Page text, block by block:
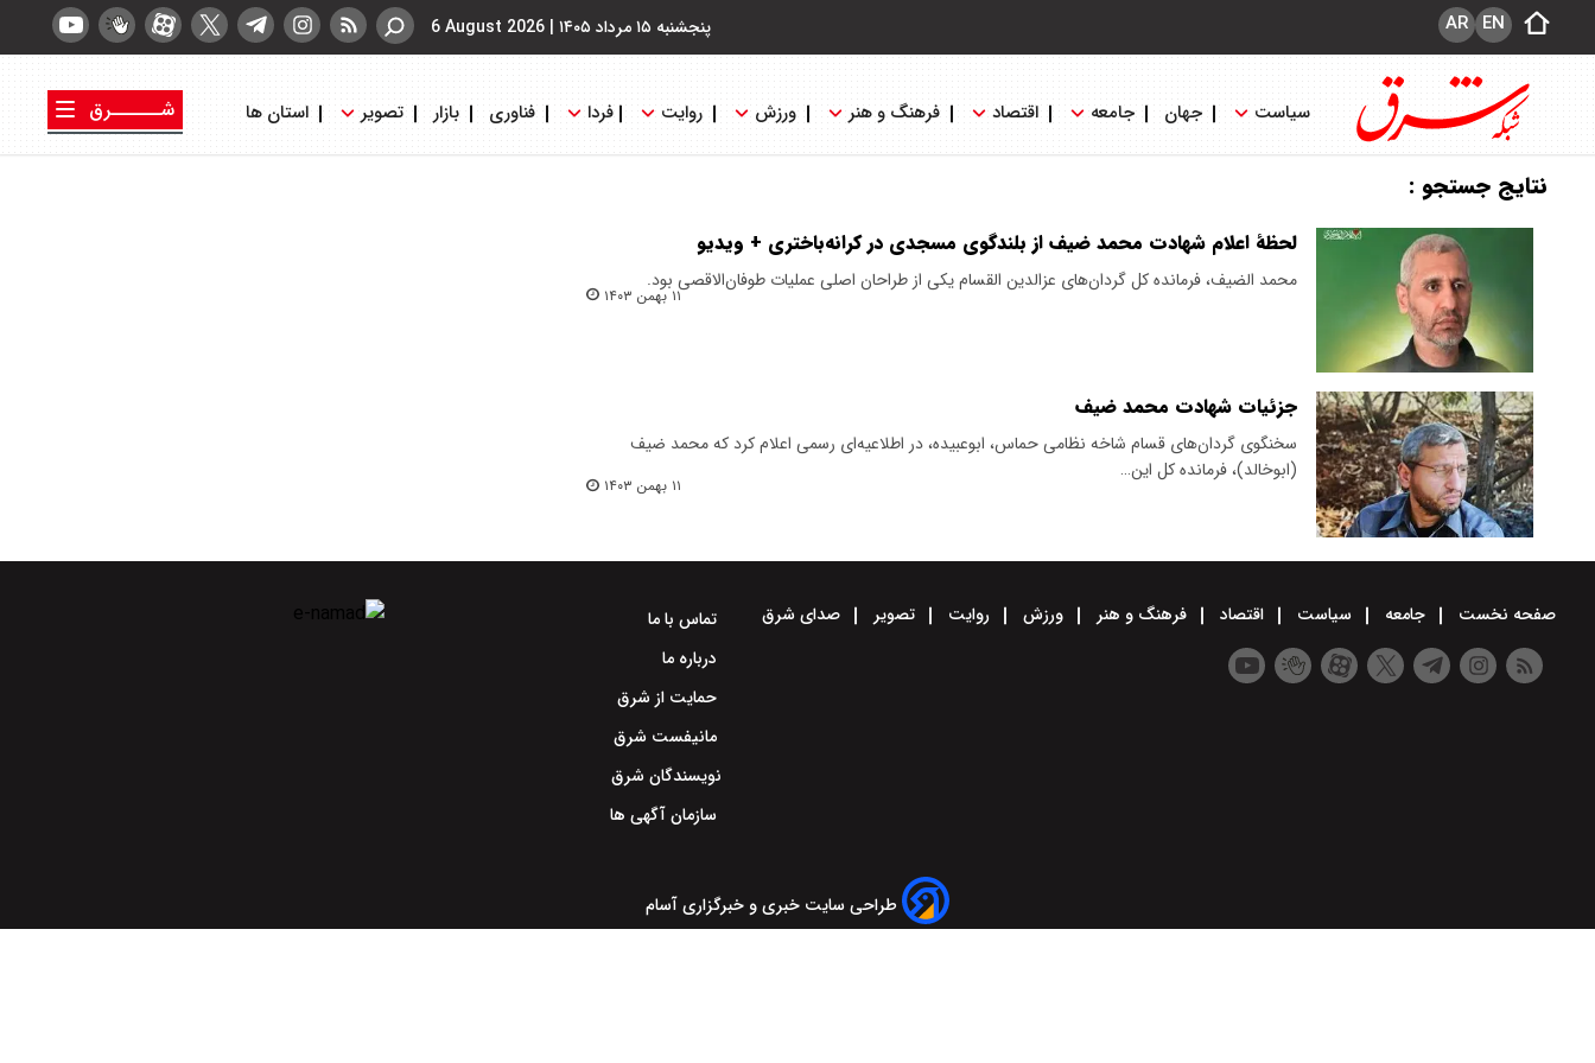
پنجشنبه ۱۵ مرداد ۱۴۰۵ |
6 August 2026 EN
AR
سیاست جهان جامعه اقتصاد فرهنگ و هنر ورزش روایت فردا فناوری بازار تصویر استان ها
شــــــرق
نتایج جستجو :
لحظهٔ اعلام شهادت محمد ضیف از بلندگوی مسجدی در کرانه‌باختری + ویدیو
محمد الضیف، فرمانده کل گردان‌های عزالدین القسام یکی از طراحان اصلی عملیات طوفان‌الاقصی بود.
۱۱ بهمن ۱۴۰۳
جزئیات شهادت محمد ضیف
سخنگوی گردان‌های قسام شاخه نظامی حماس، ابوعبیده، در اطلاعیه‌ای رسمی اعلام کرد که محمد ضیف
(ابوخالد)، فرمانده کل این…
۱۱ بهمن ۱۴۰۳
صفحه نخست جامعه سیاست اقتصاد فرهنگ و هنر ورزش روایت تصویر صدای شرق
تماس با ما
درباره ما
حمایت از شرق
مانیفست شرق
نویسندگان شرق
سازمان آگهی ها
طراحی سایت خبری و خبرگزاری آسام